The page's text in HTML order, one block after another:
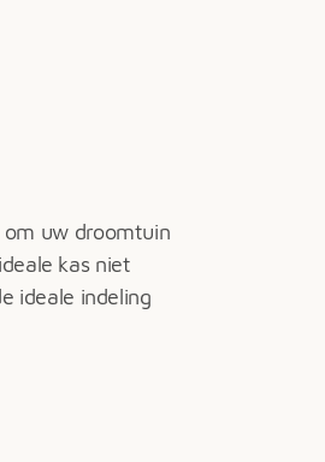
uw droomtuin
kas niet
ideale indeling